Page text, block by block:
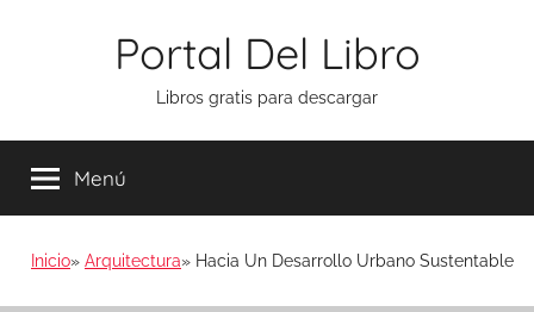
Portal Del Libro
Libros gratis para descargar
Menú
Inicio Arquitectura Hacia Un Desarrollo Urbano Sustentable